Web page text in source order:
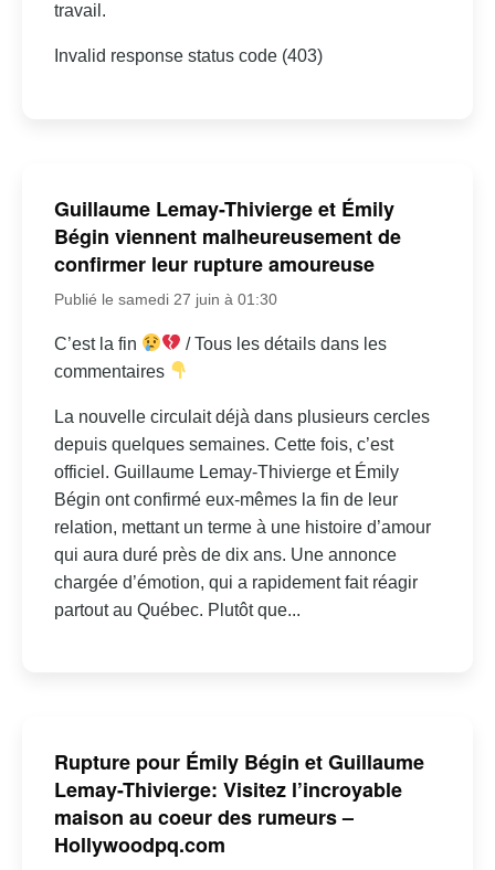
travail.
Invalid response status code (403)
Guillaume Lemay-Thivierge et Émily
Bégin viennent malheureusement de
confirmer leur rupture amoureuse
Publié le samedi 27 juin à 01:30
C’est la fin
/ Tous les détails dans les
commentaires
La nouvelle circulait déjà dans plusieurs cercles
depuis quelques semaines. Cette fois, c’est
officiel. Guillaume Lemay-Thivierge et Émily
Bégin ont confirmé eux-mêmes la fin de leur
relation, mettant un terme à une histoire d’amour
qui aura duré près de dix ans. Une annonce
chargée d’émotion, qui a rapidement fait réagir
partout au Québec. Plutôt que...
Rupture pour Émily Bégin et Guillaume
Lemay-Thivierge: Visitez l’incroyable
maison au coeur des rumeurs –
Hollywoodpq.com